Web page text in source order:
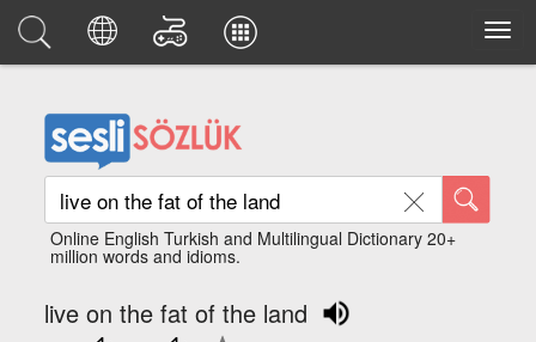
Online English Turkish and Multilingual Dictionary 20+
million words and idioms.
live on the fat of the land